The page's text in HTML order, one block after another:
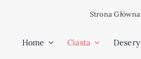
Strona Główna
Home Ciasta Desery